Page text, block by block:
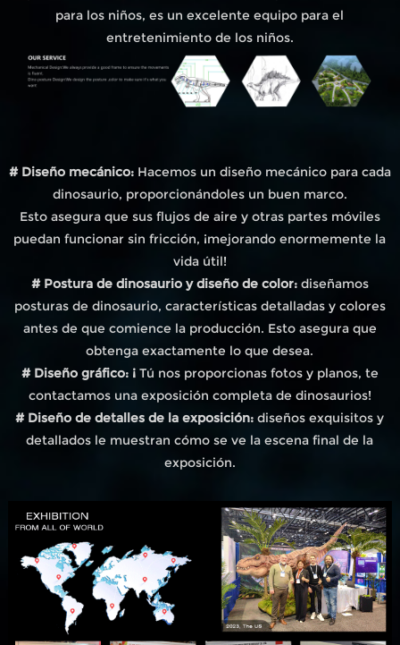
para los niños, es un excelente equipo para el
entretenimiento de los niños.
# Diseño mecánico:Hacemos un diseño mecánico para cada
dinosaurio, proporcionándoles un buen marco.
Esto asegura que sus flujos de aire y otras partes móviles
puedan funcionar sin fricción, ¡mejorando enormemente la
vida útil!
# Postura de dinosaurio y diseño de color:diseñamos
posturas de dinosaurio, características detalladas y colores
antes de que comience la producción. Esto asegura que
obtenga exactamente lo que desea.
# Diseño gráfico: ¡Tú nos proporcionas fotos y planos, te
contactamos una exposición completa de dinosaurios!
# Diseño de detalles de la exposición: diseños exquisitos y
detallados le muestran cómo se ve la escena final de la
exposición.